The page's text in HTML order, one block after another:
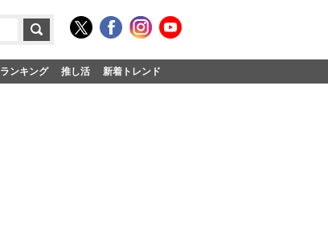
ランキング 推し活 新着トレンド